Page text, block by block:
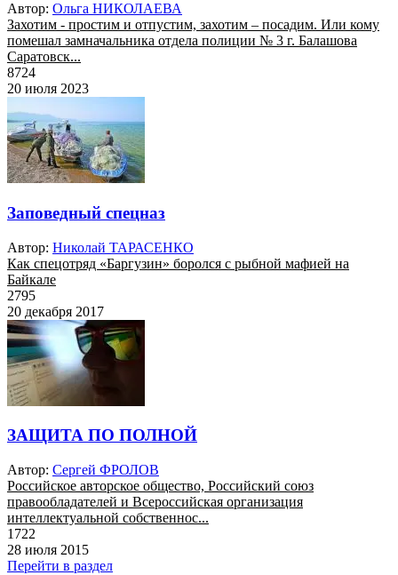
Автор: Ольга НИКОЛАЕВА
Захотим - простим и отпустим, захотим – посадим. Или кому
помешал замначальника отдела полиции № 3 г. Балашова
Саратовск...
8724
20 июля 2023
Заповедный спецназ
Автор: Николай ТАРАСЕНКО
Как спецотряд «Баргузин» боролся с рыбной мафией на
Байкале
2795
20 декабря 2017
ЗАЩИТА ПО ПОЛНОЙ
Автор: Сергей ФРОЛОВ
Российское авторское общество, Российский союз
правообладателей и Всероссийская организация
интеллектуальной собственнос...
1722
28 июля 2015
Перейти в раздел